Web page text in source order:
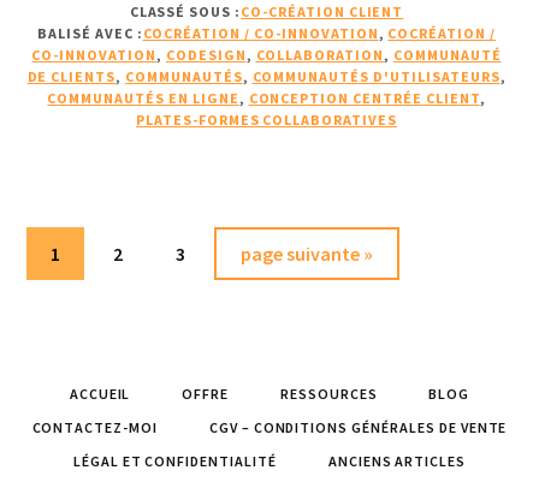
DE
COCRÉATION
:
NATIONAL
INSTRUMENT
CLASSÉ SOUS : CO-CRÉATION CLIENT
BALISÉ AVEC : COCRÉATION / CO-INNOVATION , COCRÉATION /
CO-INNOVATION , CODESIGN , COLLABORATION , COMMUNAUTÉ
DE CLIENTS, COMMUNAUTÉS, COMMUNAUTÉS D'UTILISATEURS,
COMMUNAUTÉS EN LIGNE , CONCEPTION CENTRÉE CLIENT,
PLATES-FORMES COLLABORATIVES
Page
1 Page
2 Page
3
Aller
à
page suivante »
ACCUEIL OFFRE RESSOURCES
BLOG
CONTACTEZ-MOI
CGV – CONDITIONS GÉNÉRALES DE VENTE
LÉGAL ET CONFIDENTIALITÉ
ANCIENS ARTICLES